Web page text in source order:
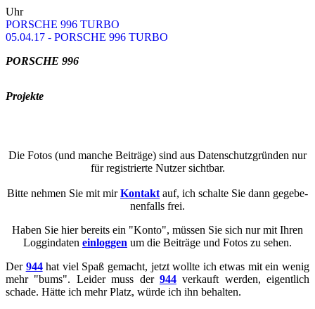
Uhr
POR­SCHE 996 TURBO
05.04.17 - POR­SCHE 996 TURBO
POR­SCHE 996
Pro­jek­te
Die Fotos (und man­che Bei­trä­ge) sind aus Da­ten­schutz­grün­den nur
für re­gis­trier­te Nut­zer sicht­bar.
Bitte neh­men Sie mit mirKon­takt auf, ich schal­te Sie dann ge­ge­be­
nen­falls frei.
Haben Sie hier be­reits ein "Konto", müs­sen Sie sich nur mit Ihren
Loggin­da­ten ein­log­gen um die Bei­trä­ge und Fotos zu sehen.
Der 944hat viel Spaß ge­macht, jetzt woll­te ich etwas mit ein wenig
mehr "bums". Lei­der muss der 944ver­kauft wer­den, ei­gent­lich
scha­de. Hätte ich mehr Platz, würde ich ihn be­hal­ten.